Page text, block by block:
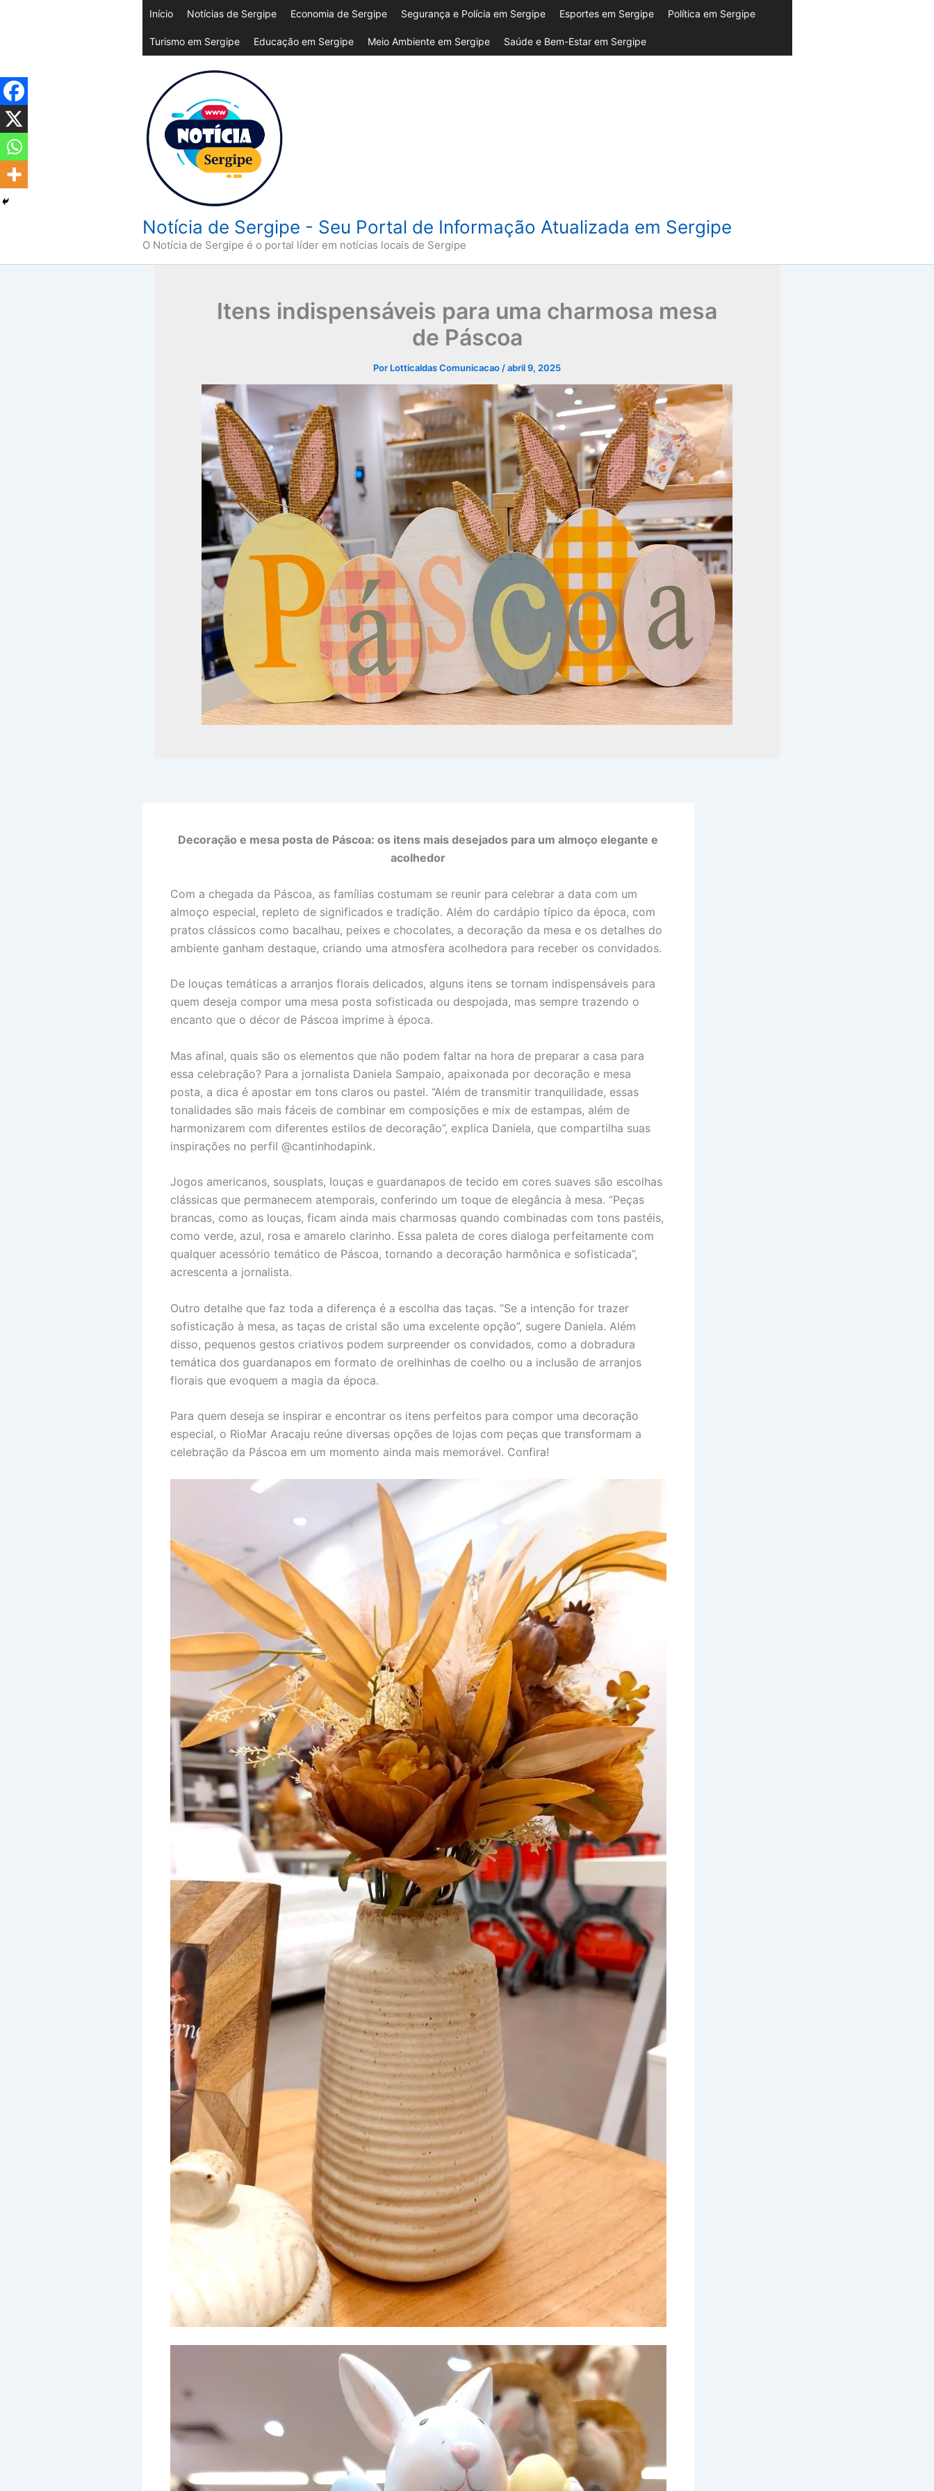
Início Notícias de Sergipe Economia de Sergipe Segurança e Polícia em Sergipe Esportes em Sergipe Política em Sergipe
Turismo em Sergipe Educação em Sergipe Meio Ambiente em Sergipe Saúde e Bem-Estar em Sergipe
Notícia de Sergipe - Seu Portal de Informação Atualizada em Sergipe
O Notícia de Sergipe é o portal líder em notícias locais de Sergipe
Itens indispensáveis para uma charmosa mesa
de Páscoa
Por Lotticaldas Comunicacao /abril 9, 2025
Decoração e mesa posta de Páscoa: os itens mais desejados para um almoço elegante e
acolhedor
Com a chegada da Páscoa, as famílias costumam se reunir para celebrar a data com um
almoço especial, repleto de significados e tradição. Além do cardápio típico da época, com
pratos clássicos como bacalhau, peixes e chocolates, a decoração da mesa e os detalhes do
ambiente ganham destaque, criando uma atmosfera acolhedora para receber os convidados.
De louças temáticas a arranjos florais delicados, alguns itens se tornam indispensáveis para
quem deseja compor uma mesa posta sofisticada ou despojada, mas sempre trazendo o
encanto que o décor de Páscoa imprime à época.
Mas afinal, quais são os elementos que não podem faltar na hora de preparar a casa para
essa celebração? Para a jornalista Daniela Sampaio, apaixonada por decoração e mesa
posta, a dica é apostar em tons claros ou pastel. “Além de transmitir tranquilidade, essas
tonalidades são mais fáceis de combinar em composições e mix de estampas, além de
harmonizarem com diferentes estilos de decoração”, explica Daniela, que compartilha suas
inspirações no perfil @cantinhodapink.
Jogos americanos, sousplats, louças e guardanapos de tecido em cores suaves são escolhas
clássicas que permanecem atemporais, conferindo um toque de elegância à mesa. “Peças
brancas, como as louças, ficam ainda mais charmosas quando combinadas com tons pastéis,
como verde, azul, rosa e amarelo clarinho. Essa paleta de cores dialoga perfeitamente com
qualquer acessório temático de Páscoa, tornando a decoração harmônica e sofisticada”,
acrescenta a jornalista.
Outro detalhe que faz toda a diferença é a escolha das taças. “Se a intenção for trazer
sofisticação à mesa, as taças de cristal são uma excelente opção”, sugere Daniela. Além
disso, pequenos gestos criativos podem surpreender os convidados, como a dobradura
temática dos guardanapos em formato de orelhinhas de coelho ou a inclusão de arranjos
florais que evoquem a magia da época.
Para quem deseja se inspirar e encontrar os itens perfeitos para compor uma decoração
especial, o RioMar Aracaju reúne diversas opções de lojas com peças que transformam a
celebração da Páscoa em um momento ainda mais memorável. Confira!